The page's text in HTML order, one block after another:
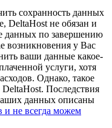
сохранность данных
DeltaHost не обязан и
данных по завершению
возникновения у Вас
ваши данные какое-
услуги, хотя
Однако, такое
DeltaHost. Последствия
данных описаны
не всегда можем